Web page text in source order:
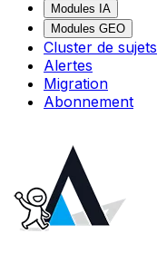
Modules IA
Modules GEO
Cluster de sujets
Alertes
Migration
Abonnement